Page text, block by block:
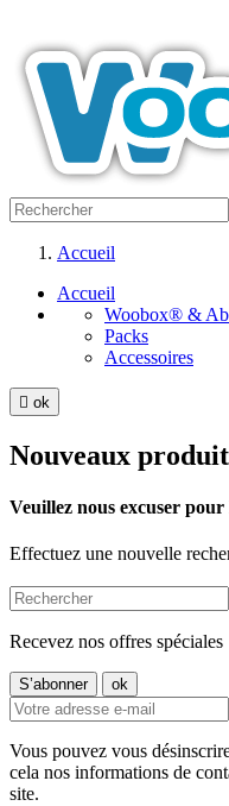
Accueil
Accueil
Woobox® &
Packs
Accessoires
 ok
Nouveaux
Veuillez nous excuser pour
Effectuez une nouvelle
Recevez nos offres spéciales
Vous pouvez vous
cela nos informations de
site.